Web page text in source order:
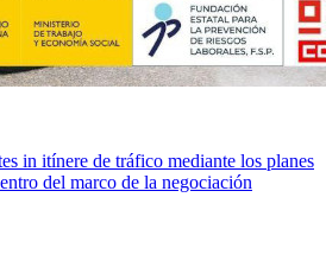
in itínere de tráfico mediante los planes
del marco de la negociación